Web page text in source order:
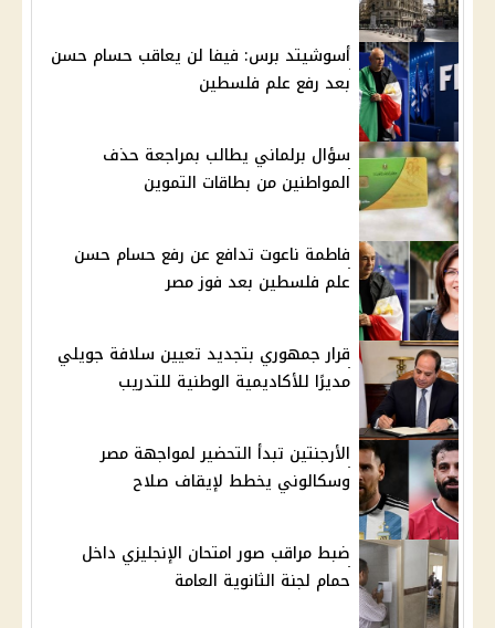
أسوشيتد برس: فيفا لن يعاقب حسام حسن
بعد رفع علم فلسطين
سؤال برلماني يطالب بمراجعة حذف
المواطنين من بطاقات التموين
فاطمة ناعوت تدافع عن رفع حسام حسن
علم فلسطين بعد فوز مصر
قرار جمهوري بتجديد تعيين سلافة جويلي
مديرًا للأكاديمية الوطنية للتدريب
الأرجنتين تبدأ التحضير لمواجهة مصر
وسكالوني يخطط لإيقاف صلاح
ضبط مراقب صور امتحان الإنجليزي داخل
حمام لجنة الثانوية العامة